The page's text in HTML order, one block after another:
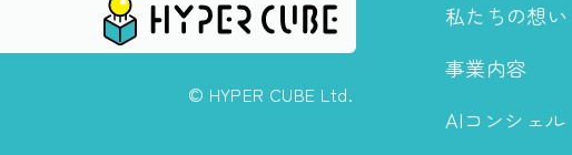
私たちの想い
事業内容
AIコンシェル
© HYPER CUBE Ltd.